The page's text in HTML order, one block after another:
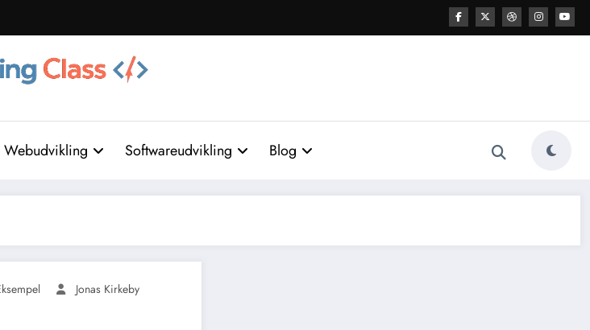
Webudvikling Softwareudvikling Blog
Jonas Kirkeby